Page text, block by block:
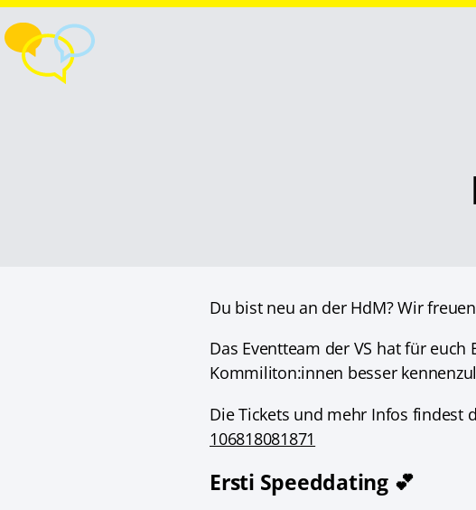
Du bist neu an der HdM? Wir
Das Eventteam der VS hat für
Kommiliton:innen besser
Die Tickets und mehr Infos findest
106818081871
Ersti Speeddating 💕